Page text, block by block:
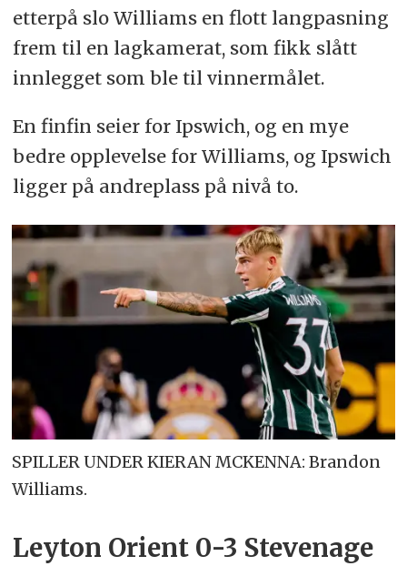
etterpå slo Williams en flott langpasning
frem til en lagkamerat, som fikk slått
innlegget som ble til vinnermålet.
En finfin seier for Ipswich, og en mye
bedre opplevelse for Williams, og Ipswich
ligger på andreplass på nivå to.
SPILLER UNDER KIERAN MCKENNA: Brandon
Williams.
Leyton Orient 0-3 Stevenage